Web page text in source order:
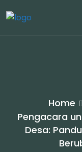
Home
Pengacara
Desa: